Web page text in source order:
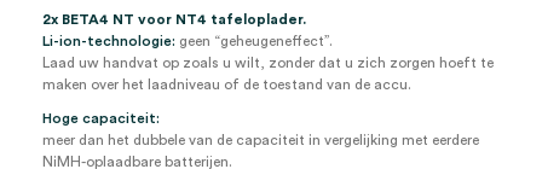
2x BETA4 NT voor NT4 tafeloplader.
Li-ion-technologie: geen “geheugeneffect”.
Laad uw handvat op zoals u wilt, zonder dat u zich zorgen hoeft te
maken over het laadniveau of de toestand van de accu.
Hoge capaciteit:
meer dan het dubbele van de capaciteit in vergelijking met eerdere
NiMH-oplaadbare batterijen.